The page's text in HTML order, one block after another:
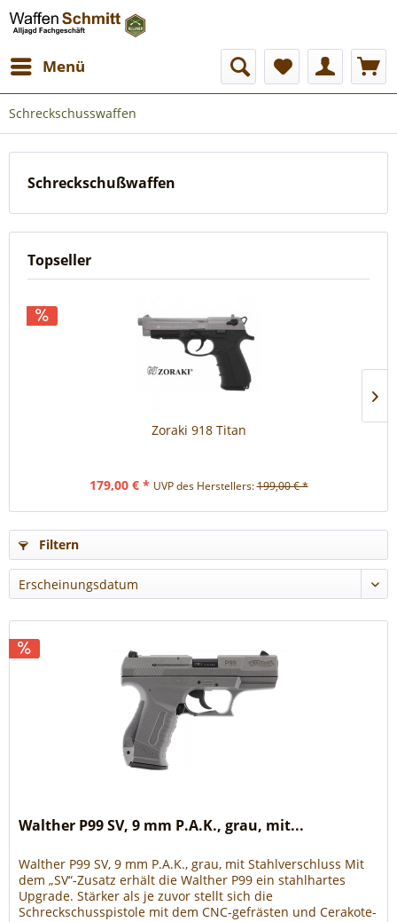
Menü
Schreckschusswaffen
Schreckschußwaffen
Topseller
Zoraki 918 Titan
179,00 € * UVP des Herstellers:199,00 € *
Filtern
Walther P99 SV, 9 mm P.A.K., grau, mit...
Walther P99 SV, 9 mm P.A.K., grau, mit Stahlverschluss Mit
dem „SV“-Zusatz erhält die Walther P99 ein stahlhartes
Upgrade. Stärker als je zuvor stellt sich die
Schreckschusspistole mit dem CNC-gefrästen und Cerakote-